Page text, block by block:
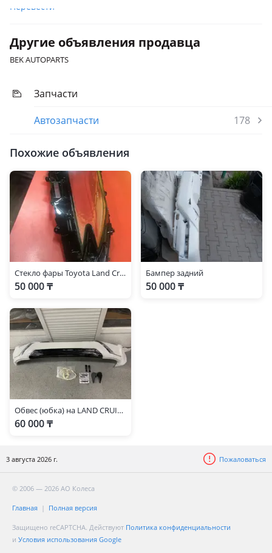
Перевести
Другие объявления продавца
BEK AUTOPARTS
Запчасти
Автозапчасти
178
Похожие объявления
Стекло фары Toyota Land Cruiser 300
50 000 ₸
Бампер задний
50 000 ₸
Обвес (юбка) на LAND CRUISER 200 (2016-2018)
60 000 ₸
3 августа 2026 г. Пожаловаться
© 2006 — 2026 АО Колеса
Главная Полная версия
Защищено reCAPTCHA. Действуют Политика конфиденциальности
и Условия использования Google